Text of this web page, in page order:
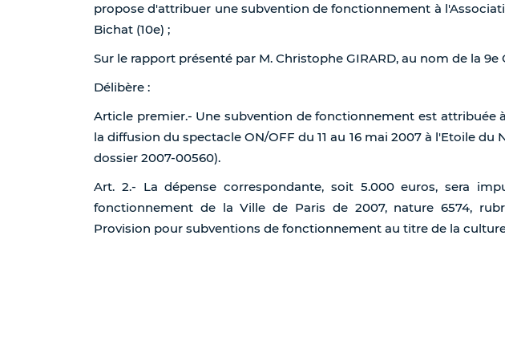
propose d'attribuer une subvention de fonctionnement à
Bichat (10e) ;
Sur le rapport présenté par M. Christophe GIRARD, au nom de la
Délibère :
Article premier.- Une subvention de fonctionnement est attribuée
la diffusion du spectacle ON/OFF du 11 au 16 mai 2007 à l'Etoile du
dossier 2007-00560).
Art. 2.- La dépense correspondante, soit 5.000 euros, sera
fonctionnement de la Ville de Paris de 2007, nature 6574,
Provision pour subventions de fonctionnement au titre de la